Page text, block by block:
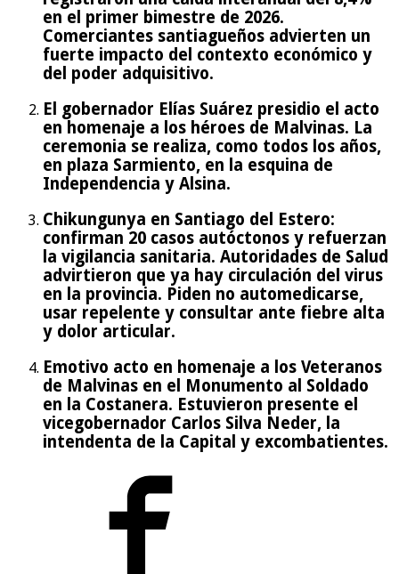
en el primer bimestre de 2026.
Comerciantes santiagueños advierten un
fuerte impacto del contexto económico y
del poder adquisitivo.
El gobernador Elías Suárez presidio el acto
en homenaje a los héroes de Malvinas. La
ceremonia se realiza, como todos los años,
en plaza Sarmiento, en la esquina de
Independencia y Alsina.
Chikungunya en Santiago del Estero:
confirman 20 casos autóctonos y refuerzan
la vigilancia sanitaria. Autoridades de Salud
advirtieron que ya hay circulación del virus
en la provincia. Piden no automedicarse,
usar repelente y consultar ante fiebre alta
y dolor articular.
Emotivo acto en homenaje a los Veteranos
de Malvinas en el Monumento al Soldado
en la Costanera. Estuvieron presente el
vicegobernador Carlos Silva Neder, la
intendenta de la Capital y excombatientes.